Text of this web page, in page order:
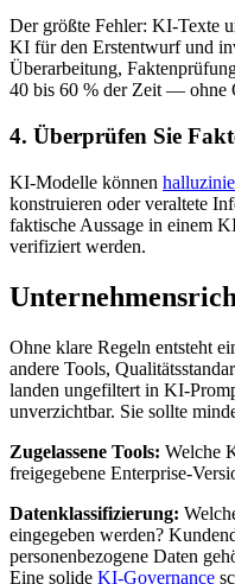
Der größte Fehler: KI-Texte
KI für den Erstentwurf und
Überarbeitung,
40 bis 60 % der Zeit — ohne
4. Überprüfen Sie
KI-Modelle können
konstruieren oder veraltete
faktische Aussage in einem
verifiziert werden.
Ohne klare Regeln entsteht
andere Tools,
landen ungefiltert in KI-
unverzichtbar. Sie sollte
Zugelassene Tools: Welche
freigegebene Enterprise-
Datenklassifizierung:
eingegeben werden?
personenbezogene Daten
Eine solide KI-Governance